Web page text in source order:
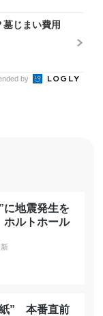
じまい費用
by
に地震発生を
ルトホール
” 本番直前